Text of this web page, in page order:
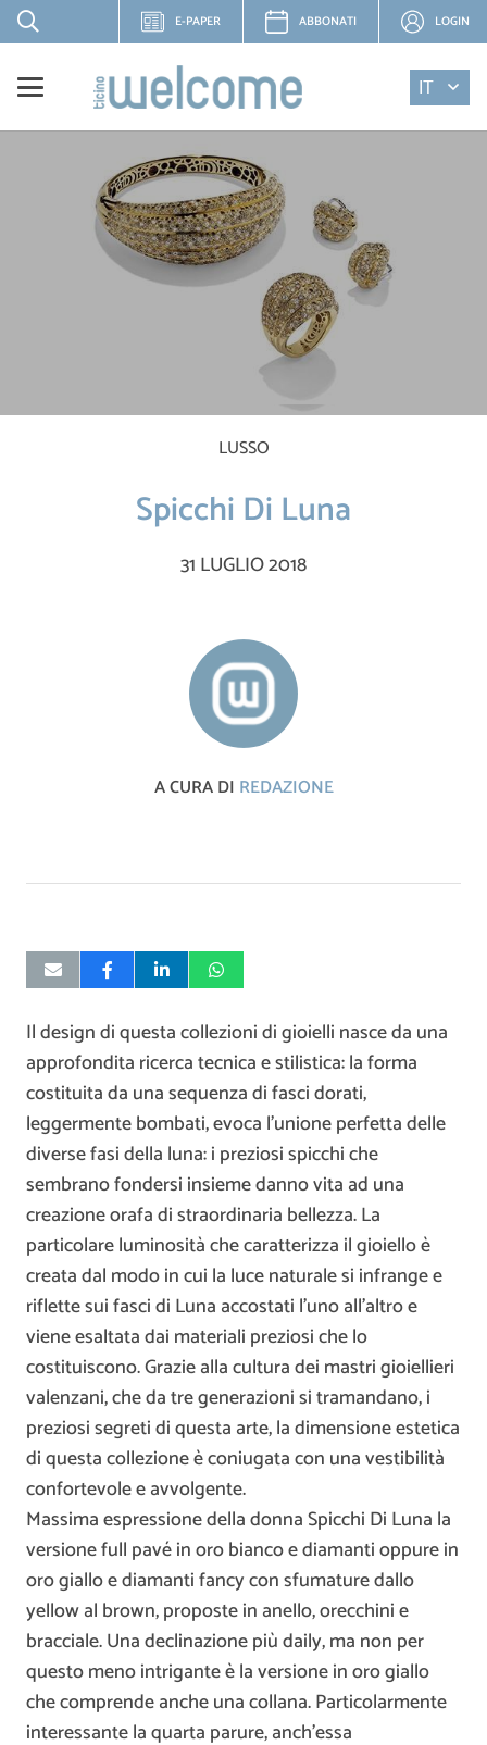
E-PAPER ABBONATI LOGIN
IT
LUSSO
Spicchi Di Luna
31 LUGLIO 2018
A CURA DI REDAZIONE
Il design di questa collezioni di gioielli nasce da una
approfondita ricerca tecnica e stilistica: la forma
costituita da una sequenza di fasci dorati,
leggermente bombati, evoca l’unione perfetta delle
diverse fasi della luna: i preziosi spicchi che
sembrano fondersi insieme danno vita ad una
creazione orafa di straordinaria bellezza. La
particolare luminosità che caratterizza il gioiello è
creata dal modo in cui la luce naturale si infrange e
riflette sui fasci di Luna accostati l’uno all’altro e
viene esaltata dai materiali preziosi che lo
costituiscono. Grazie alla cultura dei mastri gioiellieri
valenzani, che da tre generazioni si tramandano, i
preziosi segreti di questa arte, la dimensione estetica
di questa collezione è coniugata con una vestibilità
confortevole e avvolgente.
Massima espressione della donna Spicchi Di Luna la
versione full pavé in oro bianco e diamanti oppure in
oro giallo e diamanti fancy con sfumature dallo
yellow al brown, proposte in anello, orecchini e
bracciale. Una declinazione più daily, ma non per
questo meno intrigante è la versione in oro giallo
che comprende anche una collana. Particolarmente
interessante la quarta parure, anch’essa